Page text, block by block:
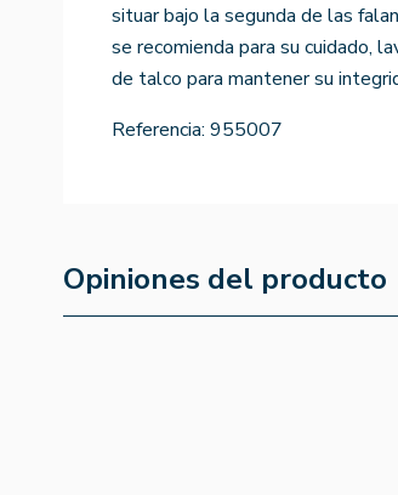
situar bajo la segunda de las
se recomienda para su cuidado,
de talco para mantener su
Referencia: 955007
Opiniones del producto